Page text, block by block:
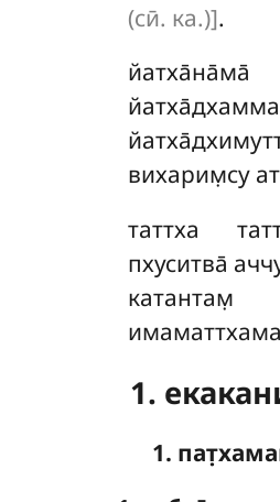
(сӣ. ка.)].
вихарим̣су
таттха
пхуситва̄
катантам̣
1.
1.